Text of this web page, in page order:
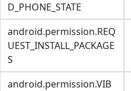
D_PHONE_STATE
android.permission.REQ
UEST_INSTALL_PACKAGE
S
android.permission.VIB